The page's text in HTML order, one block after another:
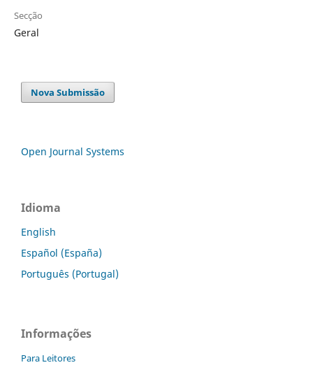
Secção
Geral
Nova Submissão
Open Journal Systems
Idioma
English
Español (España)
Português (Portugal)
Informações
Para Leitores